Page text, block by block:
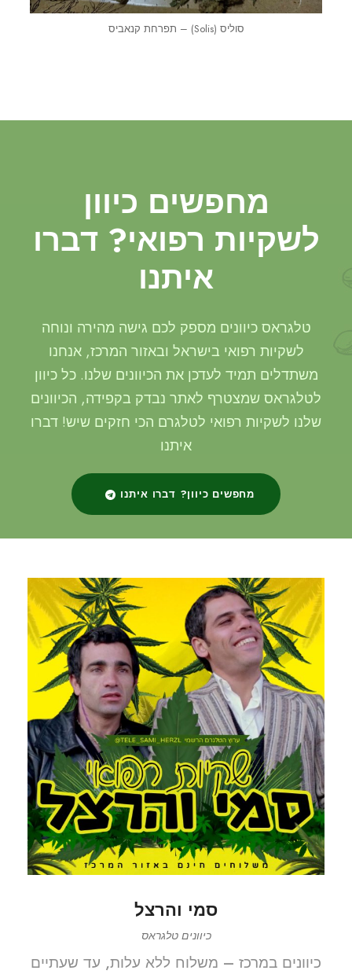
סוליס (Solis) – תפרחת קנאביס
מחפשים כיוון
לשקיות רפואי? דברו
איתנו
טלגראס כיוונים מספק לכם גישה מהירה ונוחה
לשקיות רפואי בישראל ובאזור המרכז, אנחנו
משתדלים תמיד לעדכן את הכיוונים שלנו. כל כיוון
לטלגראס שמצטרף לאתר נבדק בקפידה, הכיוונים
שלנו לשקיות רפואי לטלגרם הכי חזקים שיש! דברו
איתנו
מחפשים כיוון? דברו איתנו
סמי והרצל
כיוונים טלגראס
כיוונים במרכז – משלוח ללא עלות, עד שעתיים